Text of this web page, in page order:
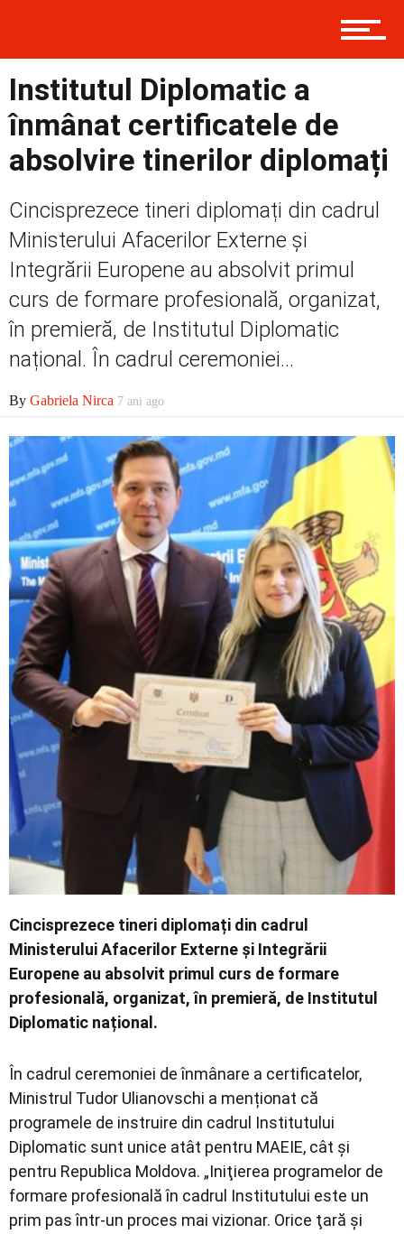
Prima
Politică
Externe
Social
Economic
Contact
Institutul Diplomatic a
înmânat certificatele de
absolvire tinerilor diplomați
Cincisprezece tineri diplomați din cadrul
Ministerului Afacerilor Externe și
Integrării Europene au absolvit primul
curs de formare profesională, organizat,
în premieră, de Institutul Diplomatic
național. În cadrul ceremoniei...
By Gabriela Nirca 7 ani ago
Cincisprezece tineri diplomați din cadrul
Ministerului Afacerilor Externe și Integrării
Europene au absolvit primul curs de formare
profesională, organizat, în premieră, de Institutul
Diplomatic național.
În cadrul ceremoniei de înmânare a certificatelor,
Ministrul Tudor Ulianovschi a menționat că
programele de instruire din cadrul Institutului
Diplomatic sunt unice atât pentru MAEIE, cât şi
pentru Republica Moldova. „Iniţierea programelor de
formare profesională în cadrul Institutului este un
prim pas într-un proces mai vizionar. Orice ţară şi